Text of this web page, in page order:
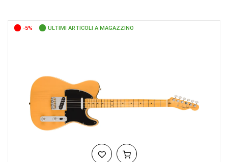
-5% ULTIMI ARTICOLI A MAGAZZINO